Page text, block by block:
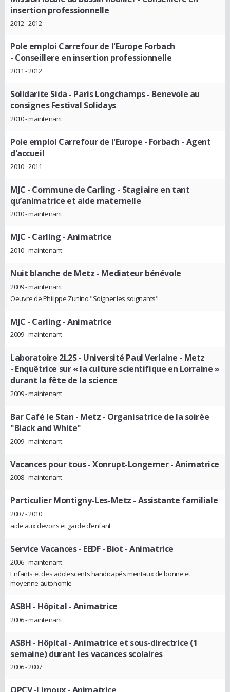
insertion professionnelle
2012 - 2012
Pole emploi Carrefour de l'Europe Forbach
- Conseillere en insertion professionnelle
2011 - 2012
Solidarite Sida - Paris Longchamps- Benevole au
consignes Festival Solidays
2010 - maintenant
Pole emploi Carrefour de l'Europe - Forbach - Agent
d'accueil
2010 - 2011
MJC - Commune de Carling - Stagiaire en tant
qu’animatrice et aide maternelle
2010 - maintenant
MJC - Carling - Animatrice
2010 - maintenant
Nuit blanche de Metz - Mediateur bénévole
2009 - maintenant
Oeuvre de Philippe Zunino "Soigner les soignants"
MJC - Carling - Animatrice
2009 - maintenant
Laboratoire 2L2S - Université Paul Verlaine - Metz
- Enquêtrice sur « la culture scientifique en Lorraine »
durant la fête de la science
2009 - maintenant
Bar Café le Stan - Metz - Organisatrice de la soirée
"Black and White"
2009 - maintenant
Vacances pour tous - Xonrupt-Longemer- Animatrice
2008 - maintenant
Particulier Montigny-Les-Metz - Assistante familiale
2007 - 2010
aide aux devoirs et garde d’enfant
Service Vacances - EEDF - Biot - Animatrice
2006 - maintenant
Enfants et des adolescents handicapés mentaux de bonne et
moyenne autonomie
ASBH - Hôpital - Animatrice
2006 - maintenant
ASBH - Hôpital - Animatrice et sous-directrice (1
semaine) durant les vacances scolaires
2006 - 2007